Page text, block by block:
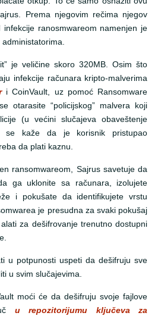
Prema njegovim rečima njegov
ranosmwareom namenjen je
administatorima.
je veličine skoro 320MB. Osim što
infekcije računara kripto-malverima
i CoinVault, uz pomoć Ransomware
otarasite “policijskog” malvera koji
(u većini slučajeva obaveštenje
se kaže da je korisnik pristupao
da plati kaznu.
ransomwareom, Sajrus savetuje da
ga uklonite sa računara, izolujete
i pokušate da identifikujete vrstu
je presudna za svaki pokušaj
za dešifrovanje trenutno dostupni
u potpunosti uspeti da dešifruju sve
u svim slučajevima.
moći će da dešifruju svoje fajlove
u repozitorijumu ključeva za